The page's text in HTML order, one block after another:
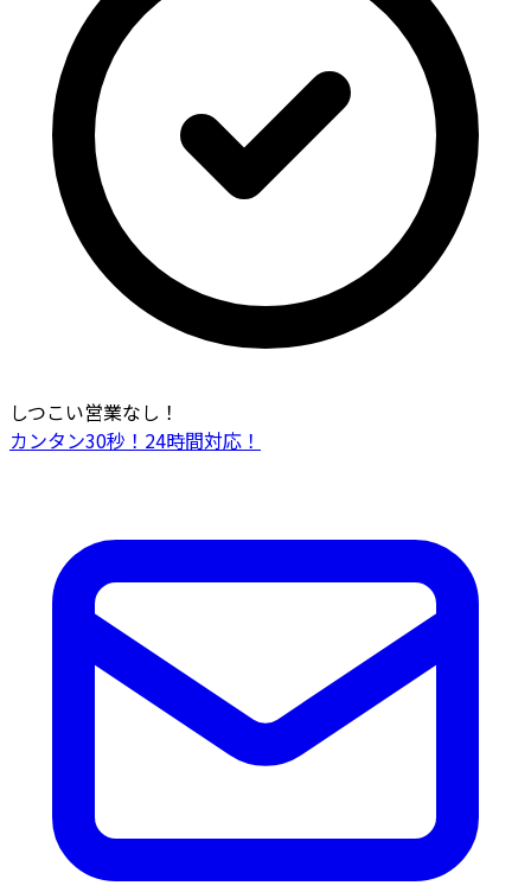
しつこい営業なし！
カンタン30秒！24時間対応！